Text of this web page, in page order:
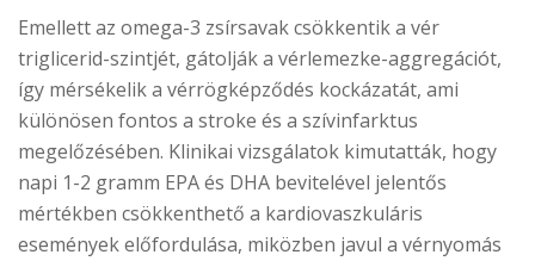
Emellett az omega-3 zsírsavak csökkentik a vér
triglicerid-szintjét, gátolják a vérlemezke-aggregációt,
így mérsékelik a vérrögképződés kockázatát, ami
különösen fontos a stroke és a szívinfarktus
megelőzésében. Klinikai vizsgálatok kimutatták, hogy
napi 1-2 gramm EPA és DHA bevitelével jelentős
mértékben csökkenthető a kardiovaszkuláris
események előfordulása, miközben javul a vérnyomás